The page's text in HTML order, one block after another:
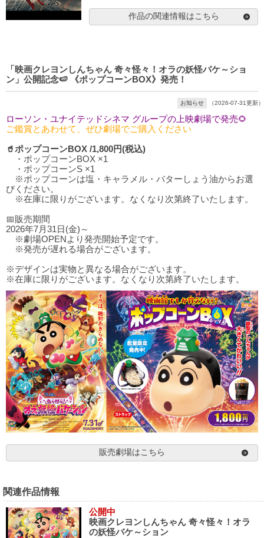
作品の関連情報はこちら
「映画クレヨンしんちゃん 奇々怪々！オラの妖怪バケ～ショ
ン」公開記念🍉 《ポップコーンBOX》発売！
お知らせ （2026-07-31更新）
ローソン・ユナイテッドシネマ グループの上映劇場で発売🌻
ご鑑賞とあわせて、ぜひ劇場でご購入ください
🥤ポップコーンBOX /1,800円(税込)
・ポップコーンBOX ×1
・ポップコーンS ×1
※ポップコーンは塩・キャラメル・バターしょう油からお選
びください。
※在庫に限りがございます。なくなり次第終了いたします。
📅販売期間
2026年7月31日(金)～
※劇場OPENより発売開始予定です。
※発売が遅れる場合がございます。
※デザインは実物と異なる場合がございます。
※在庫に限りがございます。なくなり次第終了いたします。
販売劇場はこちら
関連作品情報
公開中
映画クレヨンしんちゃん 奇々怪々！オラ
の妖怪バケ～ション